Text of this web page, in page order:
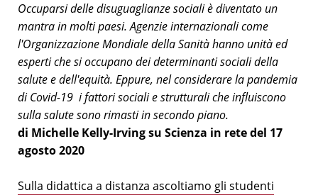
Occuparsi delle disuguaglianze sociali è diventato un
mantra in molti paesi. Agenzie internazionali come
l'Organizzazione Mondiale della Sanità hanno unità ed
esperti che si occupano dei determinanti sociali della
salute e dell'equità. Eppure, nel considerare la pandemia
di Covid-19 i fattori sociali e strutturali che influiscono
sulla salute sono rimasti in secondo piano.
di Michelle Kelly-Irving su Scienza in rete del 17
agosto 2020
Sulla didattica a distanza ascoltiamo gli studenti